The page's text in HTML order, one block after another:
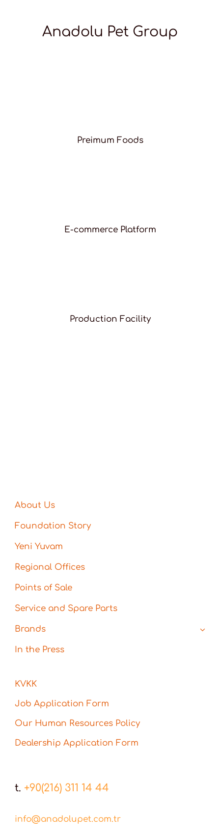
Anadolu Pet Group
Preimum Foods
E-commerce Platform
Production Facility
About Us
Foundation Story
Yeni Yuvam
Regional Offices
Points of Sale
Service and Spare Parts
Brands
In the Press
KVKK
Job Application Form
Our Human Resources Policy
Dealership Application Form
t. +90(216) 311 14 44
info@anadolupet.com.tr